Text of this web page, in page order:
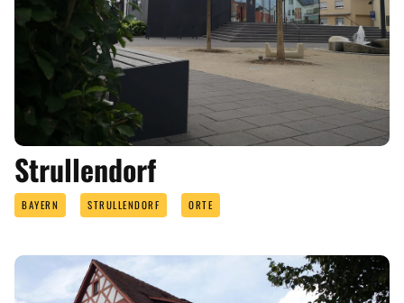
Strullendorf
BAYERN STRULLENDORF ORTE